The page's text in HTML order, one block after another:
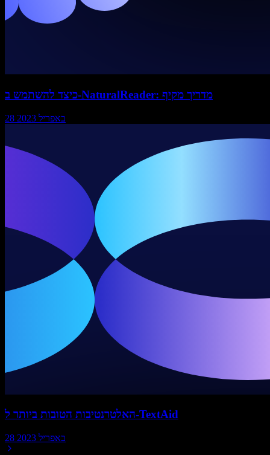
כיצד להשתמש ב-NaturalReader: מדריך מקיף
28 באפריל 2023
האלטרנטיבות הטובות ביותר ל-TextAid
28 באפריל 2023